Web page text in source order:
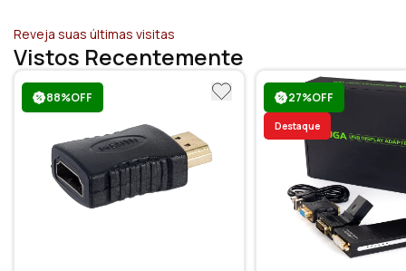
Reveja suas últimas visitas
Vistos Recentemente
88%OFF 27%OFF
Destaque